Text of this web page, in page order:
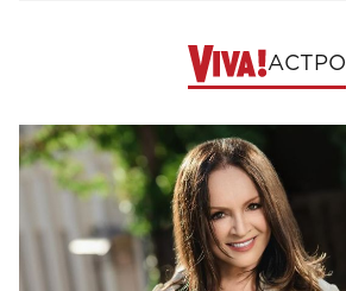
АСТРО